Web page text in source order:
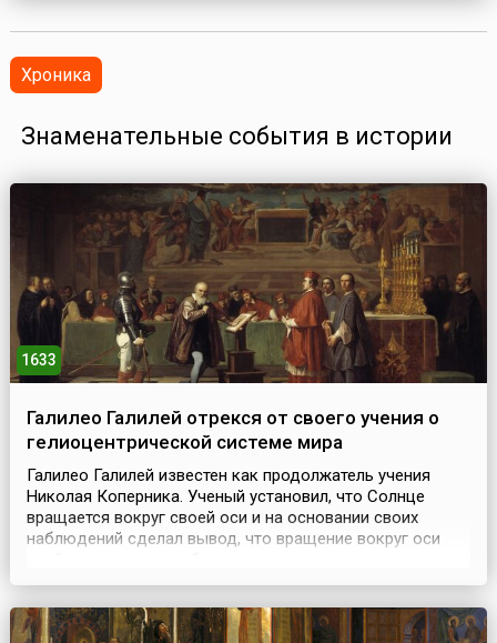
Хроника
Знаменательные события в истории
1633
Галилео Галилей отрекся от своего учения о
гелиоцентрической системе мира
Галилео Галилей известен как продолжатель учения
Николая Коперника. Ученый установил, что Солнце
вращается вокруг своей оси и на основании своих
наблюдений сделал вывод, что вращение вокруг оси
гелиоцентрическая система мира, предложенная
1616 году комиссия авторитетных итальянских